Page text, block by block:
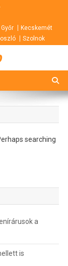
Győr
Kecskemét
Szolnok
searching
a
is